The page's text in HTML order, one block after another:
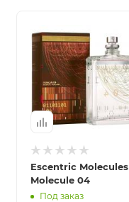
Escentric Molecules
Molecule 04
Под заказ